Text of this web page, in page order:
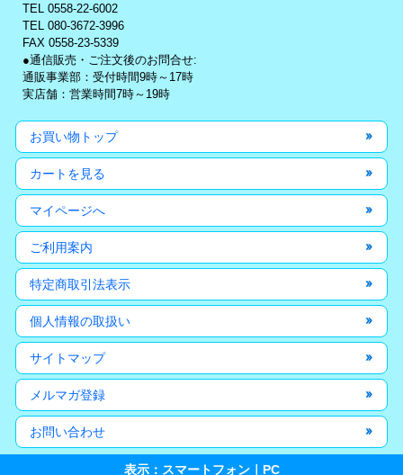
TEL 0558-22-6002
TEL 080-3672-3996
FAX 0558-23-5339
●通信販売・ご注文後のお問合せ:
通販事業部：受付時間9時～17時
実店舗：営業時間7時～19時
お買い物トップ
カートを見る
マイページへ
ご利用案内
特定商取引法表示
個人情報の取扱い
サイトマップ
メルマガ登録
お問い合わせ
表示：スマートフォン｜ PC